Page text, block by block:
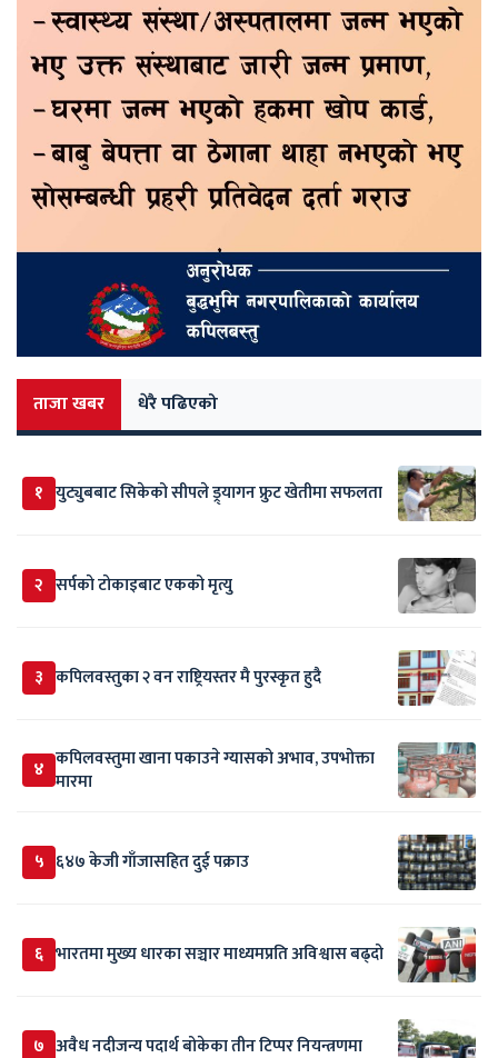
ताजा खबर धेरै पढिएको
१ युट्युबबाट सिकेको सीपले ड्र्यागन फ्रुट खेतीमा सफलता
२ सर्पकाे टाेकाइबाट एकको मृत्यु
३ कपिलवस्तुका २ वन राष्ट्रियस्तर मै पुरस्कृत हुदै
४ कपिलवस्तुमा खाना पकाउने ग्यासको अभाव, उपभोक्ता
मारमा
५ ६४७ केजी गाँजासहित दुई पक्राउ
६ भारतमा मुख्य धारका सञ्चार माध्यमप्रति अविश्वास बढ्दो
७ अवैध नदीजन्य पदार्थ बोकेका तीन टिप्पर नियन्त्रणमा